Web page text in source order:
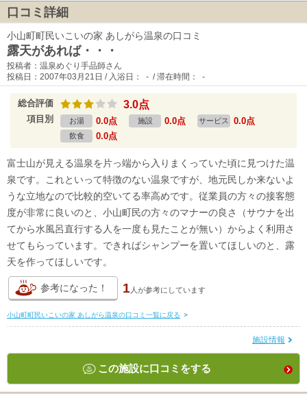
口コミ詳細
小山町町民いこいの家 あしがら温泉の口コミ
露天があれば・・・
投稿者：温泉めぐり手品師さん
投稿日：2007年03月21日 / 入浴日： - / 滞在時間： -
総合評価 3.0点
項目別 お湯 0.0点 施設 0.0点 サービス 0.0点
飲食 0.0点
富士山が見える温泉を片っ端から入りまくっていた頃に見つけた温
泉です。これといって特徴のない温泉ですが、地元民しか来ないよ
うな立地なので比較的空いてる率高めです。従業員の方々の接客態
度が非常に良いのと、小山町民の方々のマナーの良さ（サウナを出
てから水風呂直行する人を一度も見たことが無い）からよく利用さ
せてもらっています。できればシャンプーを置いてほしいのと、露
天を作ってほしいです。
参考になった！ 1 人が参考にしています
小山町町民いこいの家 あしがら温泉の口コミ一覧に戻る >
施設情報
この施設に口コミをする